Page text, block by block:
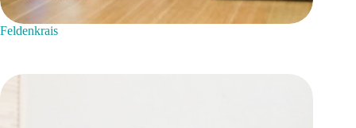
Feldenkrais